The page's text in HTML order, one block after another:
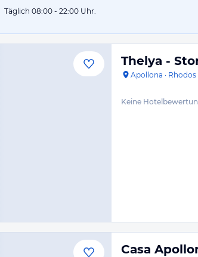
Täglich 08:00 - 22:00 Uhr.
Thelya -
Apollona · Rhodos
Keine
Casa